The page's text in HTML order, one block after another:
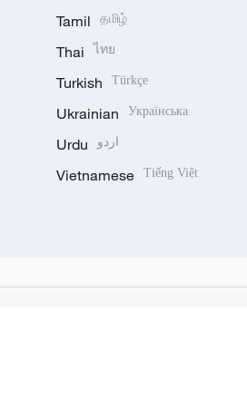
Tamil தமிழ்
Thai ไทย
Turkish Türkçe
Ukrainian Українська
Urdu اردو
Vietnamese Tiếng Việt